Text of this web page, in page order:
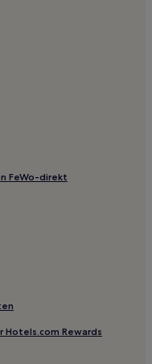
FeWo-direkt
Rewards